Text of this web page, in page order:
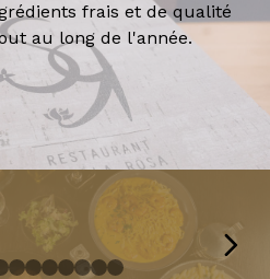
frais et de qualité
au long de l'année.